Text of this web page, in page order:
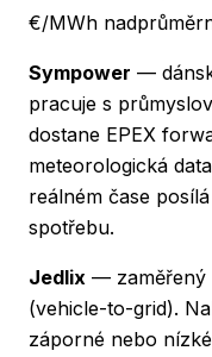
€/MWh
Sympower —
pracuje s
dostane EPEX
meteorologická
reálném čase
spotřebu.
Jedlix — zaměřený
(vehicle-to-grid).
záporné nebo